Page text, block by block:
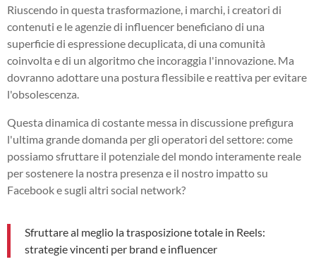
Riuscendo in questa trasformazione, i marchi, i creatori di
contenuti e le agenzie di influencer beneficiano di una
superficie di espressione decuplicata, di una comunità
coinvolta e di un algoritmo che incoraggia l'innovazione. Ma
dovranno adottare una postura flessibile e reattiva per evitare
l'obsolescenza.
Questa dinamica di costante messa in discussione prefigura
l'ultima grande domanda per gli operatori del settore: come
possiamo sfruttare il potenziale del mondo interamente reale
per sostenere la nostra presenza e il nostro impatto su
Facebook e sugli altri social network?
Sfruttare al meglio la trasposizione totale in Reels:
strategie vincenti per brand e influencer